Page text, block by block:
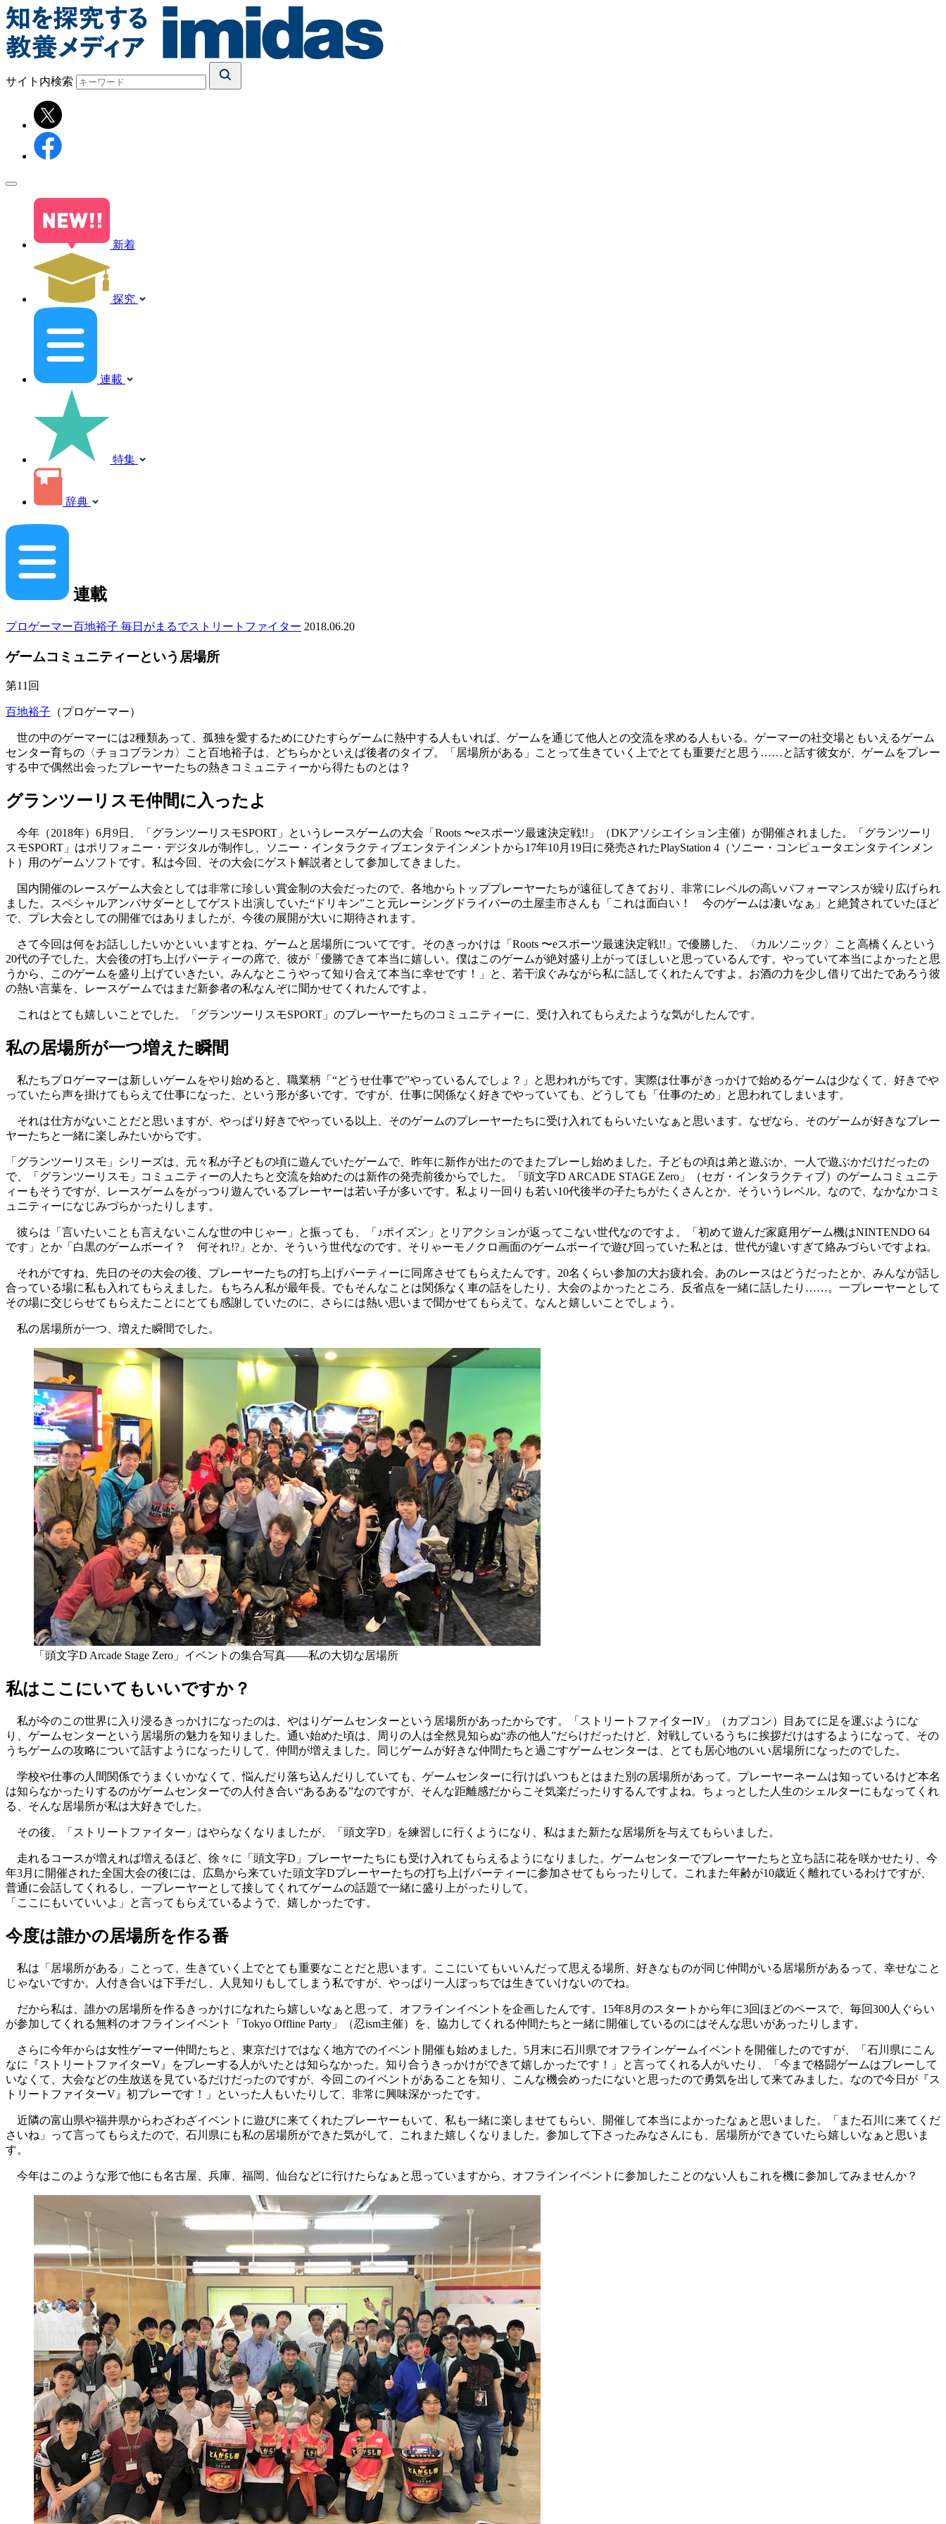
サイト内検索
新着
探究
連載
特集
辞典
連載
プロゲーマー百地裕子 毎日がまるでストリートファイター 2018.06.20
ゲームコミュニティーという居場所
第11回
百地裕子 （プロゲーマー）
世の中のゲーマーには2種類あって、孤独を愛するためにひたすらゲームに熱中する人もいれば、ゲームを通じて他人との交流を求める人もいる。ゲーマーの社交場ともいえるゲーム
センター育ちの〈チョコブランカ〉こと百地裕子は、どちらかといえば後者のタイプ。「居場所がある」ことって生きていく上でとても重要だと思う……と話す彼女が、ゲームをプレー
する中で偶然出会ったプレーヤーたちの熱きコミュニティーから得たものとは？
グランツーリスモ仲間に入ったよ
今年（2018年）6月9日、「グランツーリスモSPORT」というレースゲームの大会「Roots 〜eスポーツ最速決定戦!!」（DKアソシエイション主催）が開催されました。「グランツーリ
スモSPORT」はポリフォニー・デジタルが制作し、ソニー・インタラクティブエンタテインメントから17年10月19日に発売されたPlayStation 4（ソニー・コンピュータエンタテインメン
ト）用のゲームソフトです。私は今回、その大会にゲスト解説者として参加してきました。
国内開催のレースゲーム大会としては非常に珍しい賞金制の大会だったので、各地からトッププレーヤーたちが遠征してきており、非常にレベルの高いパフォーマンスが繰り広げられ
ました。スペシャルアンバサダーとしてゲスト出演していた“ドリキン”こと元レーシングドライバーの土屋圭市さんも「これは面白い！ 今のゲームは凄いなぁ」と絶賛されていたほど
で、プレ大会としての開催ではありましたが、今後の展開が大いに期待されます。
さて今回は何をお話ししたいかといいますとね、ゲームと居場所についてです。そのきっかけは「Roots 〜eスポーツ最速決定戦!!」で優勝した、〈カルソニック〉こと高橋くんという
20代の子でした。大会後の打ち上げパーティーの席で、彼が「優勝できて本当に嬉しい。僕はこのゲームが絶対盛り上がってほしいと思っているんです。やっていて本当によかったと思
うから、このゲームを盛り上げていきたい。みんなとこうやって知り合えて本当に幸せです！」と、若干涙ぐみながら私に話してくれたんですよ。お酒の力を少し借りて出たであろう彼
の熱い言葉を、レースゲームではまだ新参者の私なんぞに聞かせてくれたんですよ。
これはとても嬉しいことでした。「グランツーリスモSPORT」のプレーヤーたちのコミュニティーに、受け入れてもらえたような気がしたんです。
私の居場所が一つ増えた瞬間
私たちプロゲーマーは新しいゲームをやり始めると、職業柄「“どうせ仕事で”やっているんでしょ？」と思われがちです。実際は仕事がきっかけで始めるゲームは少なくて、好きでや
っていたら声を掛けてもらえて仕事になった、という形が多いです。ですが、仕事に関係なく好きでやっていても、どうしても「仕事のため」と思われてしまいます。
それは仕方がないことだと思いますが、やっぱり好きでやっている以上、そのゲームのプレーヤーたちに受け入れてもらいたいなぁと思います。なぜなら、そのゲームが好きなプレー
ヤーたちと一緒に楽しみたいからです。
「グランツーリスモ」シリーズは、元々私が子どもの頃に遊んでいたゲームで、昨年に新作が出たのでまたプレーし始めました。子どもの頃は弟と遊ぶか、一人で遊ぶかだけだったの
で、「グランツーリスモ」コミュニティーの人たちと交流を始めたのは新作の発売前後からでした。「頭文字D ARCADE STAGE Zero」（セガ・インタラクティブ）のゲームコミュニテ
ィーもそうですが、レースゲームをがっつり遊んでいるプレーヤーは若い子が多いです。私より一回りも若い10代後半の子たちがたくさんとか、そういうレベル。なので、なかなかコミ
ュニティーになじみづらかったりします。
彼らは「言いたいことも言えないこんな世の中じゃー」と振っても、「♪ポイズン」とリアクションが返ってこない世代なのですよ。「初めて遊んだ家庭用ゲーム機はNINTENDO 64
です」とか「白黒のゲームボーイ？ 何それ!?」とか、そういう世代なのです。そりゃーモノクロ画面のゲームボーイで遊び回っていた私とは、世代が違いすぎて絡みづらいですよね。
それがですね、先日のその大会の後、プレーヤーたちの打ち上げパーティーに同席させてもらえたんです。20名くらい参加の大お疲れ会。あのレースはどうだったとか、みんなが話し
合っている場に私も入れてもらえました。もちろん私が最年長。でもそんなことは関係なく車の話をしたり、大会のよかったところ、反省点を一緒に話したり……。一プレーヤーとして
その場に交じらせてもらえたことにとても感謝していたのに、さらには熱い思いまで聞かせてもらえて。なんと嬉しいことでしょう。
私の居場所が一つ、増えた瞬間でした。
「頭文字D Arcade Stage Zero」イベントの集合写真――私の大切な居場所
私はここにいてもいいですか？
私が今のこの世界に入り浸るきっかけになったのは、やはりゲームセンターという居場所があったからです。「ストリートファイターIV」（カプコン）目あてに足を運ぶようにな
り、ゲームセンターという居場所の魅力を知りました。通い始めた頃は、周りの人は全然見知らぬ“赤の他人”だらけだったけど、対戦しているうちに挨拶だけはするようになって、その
うちゲームの攻略について話すようになったりして、仲間が増えました。同じゲームが好きな仲間たちと過ごすゲームセンターは、とても居心地のいい居場所になったのでした。
学校や仕事の人間関係でうまくいかなくて、悩んだり落ち込んだりしていても、ゲームセンターに行けばいつもとはまた別の居場所があって。プレーヤーネームは知っているけど本名
は知らなかったりするのがゲームセンターでの人付き合い“あるある”なのですが、そんな距離感だからこそ気楽だったりするんですよね。ちょっとした人生のシェルターにもなってくれ
る、そんな居場所が私は大好きでした。
その後、「ストリートファイター」はやらなくなりましたが、「頭文字D」を練習しに行くようになり、私はまた新たな居場所を与えてもらいました。
走れるコースが増えれば増えるほど、徐々に「頭文字D」プレーヤーたちにも受け入れてもらえるようになりました。ゲームセンターでプレーヤーたちと立ち話に花を咲かせたり、今
年3月に開催された全国大会の後には、広島から来ていた頭文字Dプレーヤーたちの打ち上げパーティーに参加させてもらったりして。これまた年齢が10歳近く離れているわけですが、
普通に会話してくれるし、一プレーヤーとして接してくれてゲームの話題で一緒に盛り上がったりして。
「ここにもいていいよ」と言ってもらえているようで、嬉しかったです。
今度は誰かの居場所を作る番
私は「居場所がある」ことって、生きていく上でとても重要なことだと思います。ここにいてもいいんだって思える場所、好きなものが同じ仲間がいる居場所があるって、幸せなこと
じゃないですか。人付き合いは下手だし、人見知りもしてしまう私ですが、やっぱり一人ぼっちでは生きていけないのでね。
だから私は、誰かの居場所を作るきっかけになれたら嬉しいなぁと思って、オフラインイベントを企画したんです。15年8月のスタートから年に3回ほどのペースで、毎回300人ぐらい
が参加してくれる無料のオフラインイベント「Tokyo Offline Party」（忍ism主催）を、協力してくれる仲間たちと一緒に開催しているのにはそんな思いがあったりします。
さらに今年からは女性ゲーマー仲間たちと、東京だけではなく地方でのイベント開催も始めました。5月末に石川県でオフラインゲームイベントを開催したのですが、「石川県にこん
なに『ストリートファイターV』をプレーする人がいたとは知らなかった。知り合うきっかけができて嬉しかったです！」と言ってくれる人がいたり、「今まで格闘ゲームはプレーして
いなくて、大会などの生放送を見ているだけだったのですが、今回このイベントがあることを知り、こんな機会めったにないと思ったので勇気を出して来てみました。なので今日が『ス
トリートファイターV』初プレーです！」といった人もいたりして、非常に興味深かったです。
近隣の富山県や福井県からわざわざイベントに遊びに来てくれたプレーヤーもいて、私も一緒に楽しませてもらい、開催して本当によかったなぁと思いました。「また石川に来てくだ
さいね」って言ってもらえたので、石川県にも私の居場所ができた気がして、これまた嬉しくなりました。参加して下さったみなさんにも、居場所ができていたら嬉しいなぁと思いま
す。
今年はこのような形で他にも名古屋、兵庫、福岡、仙台などに行けたらなぁと思っていますから、オフラインイベントに参加したことのない人もこれを機に参加してみませんか？